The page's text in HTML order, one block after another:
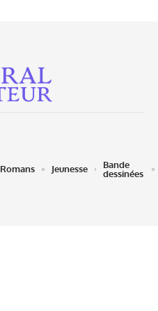
Romans Jeunesse
Bande
dessinées